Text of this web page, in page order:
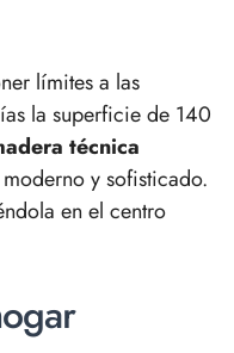
límites a las
la superficie de 140
técnica
y sofisticado.
en el centro